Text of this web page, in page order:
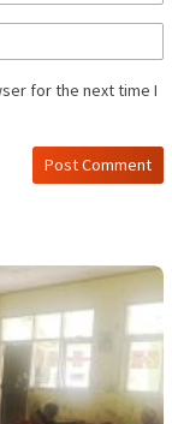
for the next time I